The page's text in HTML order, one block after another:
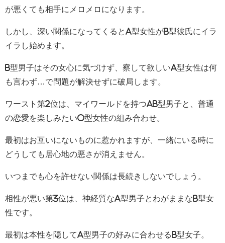
が悪くても相手にメロメロになります。
しかし、深い関係になってくるとA型女性がB型彼氏にイラ
イラし始めます。
B型男子はその女心に気づけず、察して欲しいA型女性は何
も言わず…で問題が解決せずに破局します。
ワースト第2位は、マイワールドを持つAB型男子と、普通
の恋愛を楽しみたいO型女性の組み合わせ。
最初はお互いにないものに惹かれますが、一緒にいる時に
どうしても居心地の悪さが消えません。
いつまでも心を許せない関係は長続きしないでしょう。
相性が悪い第3位は、神経質なA型男子とわがままなB型女
性です。
最初は本性を隠してA型男子の好みに合わせるB型女子。